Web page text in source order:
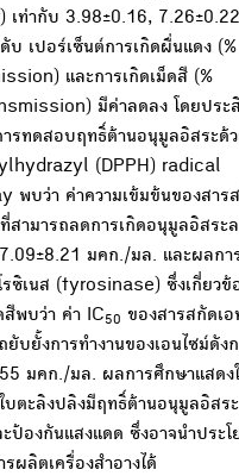
ท่ากับ 3.98±0.16,
บ เปอร์เซ็นต์การเกิดผื่นแดง (%
และการเกิดเม็ดสี (%
มีค่าลดลง โดยประ
รทดสอบฤทธิ์ต้านอนุมูลอิสระด้
(DPPH) radical
บว่า ค่าความเข้มข้นของสาร
สามารถลดการเกิดอนุมูลอิสระ
มคก./มล. และผลกา
รซิเนส (tyrosinase) ซึ่งเกี่ยวข้
สีพบว่า ค่า IC50 ของสารสกัดเ
ยับยั้งการทำงานของเอนไซม์ดัง
มคก./มล. ผลการศึกษาแสดงใ
บตะลิงปลิงมีฤทธิ์ต้านอนุมูลอิสร
ะป้องกันแสงแดด ซึ่งอาจนำประ
ผลิตเครื่องสำอางได้